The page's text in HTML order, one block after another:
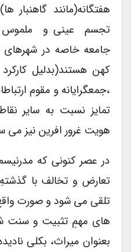
هفتگانه(مانند گاهنبار
تجسم عینی و ملموس
جامعه خاصه در شهرهای
کهن هستند(بدلیل کارکرد
،جمعگرایانه و مقوم
تمایز نسبت به سایر
هویت غرور افرین نیز می
در عصر کنونی که
تعارض و تخالف با گذشتهِ
تلقی می شود و صورت
های مهمِ تثبیت و سنت
بعنوان میراث، بکلی